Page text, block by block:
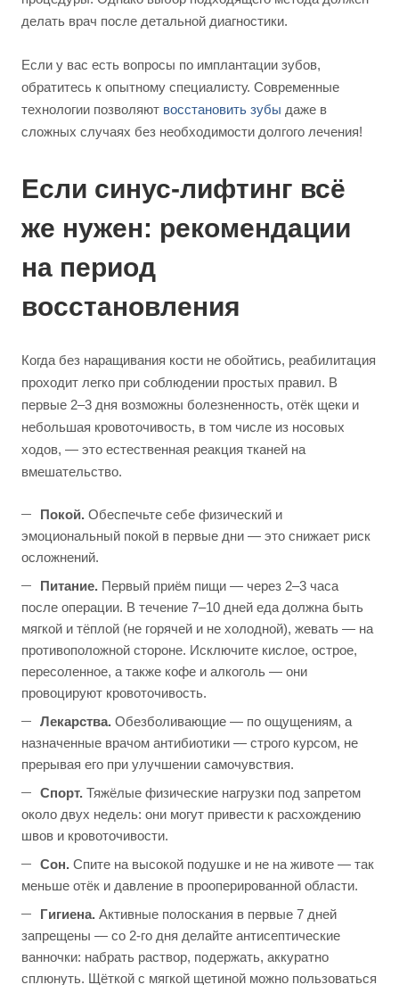
делать врач после детальной диагностики.
Если у вас есть вопросы по имплантации зубов,
обратитесь к опытному специалисту. Современные
технологии позволяют восстановить зубы даже в
сложных случаях без необходимости долгого лечения!
Если синус-лифтинг всё
же нужен: рекомендации
на период
восстановления
Когда без наращивания кости не обойтись, реабилитация
проходит легко при соблюдении простых правил. В
первые 2–3 дня возможны болезненность, отёк щеки и
небольшая кровоточивость, в том числе из носовых
ходов, — это естественная реакция тканей на
вмешательство.
Покой. Обеспечьте себе физический и
эмоциональный покой в первые дни — это снижает риск
осложнений.
Питание. Первый приём пищи — через 2–3 часа
после операции. В течение 7–10 дней еда должна быть
мягкой и тёплой (не горячей и не холодной), жевать — на
противоположной стороне. Исключите кислое, острое,
пересоленное, а также кофе и алкоголь — они
провоцируют кровоточивость.
Лекарства. Обезболивающие — по ощущениям, а
назначенные врачом антибиотики — строго курсом, не
прерывая его при улучшении самочувствия.
Спорт. Тяжёлые физические нагрузки под запретом
около двух недель: они могут привести к расхождению
швов и кровоточивости.
Сон. Спите на высокой подушке и не на животе — так
меньше отёк и давление в прооперированной области.
Гигиена. Активные полоскания в первые 7 дней
запрещены — со 2-го дня делайте антисептические
ванночки: набрать раствор, подержать, аккуратно
сплюнуть. Щёткой с мягкой щетиной можно пользоваться